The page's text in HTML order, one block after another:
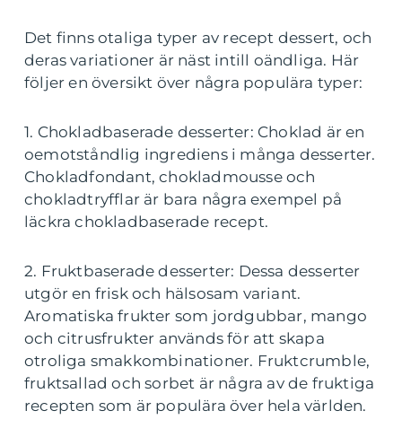
Det finns otaliga typer av recept dessert, och
deras variationer är näst intill oändliga. Här
följer en översikt över några populära typer:
1. Chokladbaserade desserter: Choklad är en
oemotståndlig ingrediens i många desserter.
Chokladfondant, chokladmousse och
chokladtryfflar är bara några exempel på
läckra chokladbaserade recept.
2. Fruktbaserade desserter: Dessa desserter
utgör en frisk och hälsosam variant.
Aromatiska frukter som jordgubbar, mango
och citrusfrukter används för att skapa
otroliga smakkombinationer. Fruktcrumble,
fruktsallad och sorbet är några av de fruktiga
recepten som är populära över hela världen.